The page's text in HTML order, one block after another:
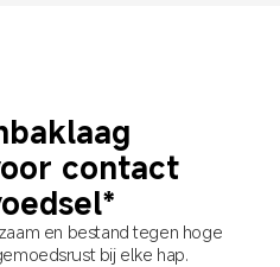
contact
en bestand tegen hoge
bij elke hap.